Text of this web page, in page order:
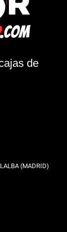
de
(MADRID)